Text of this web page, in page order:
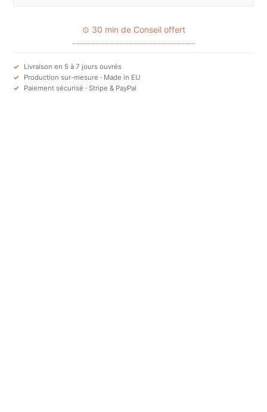
⊙ 30 min de Conseil offert
Livraison en 5 à 7 jours ouvrés
Production sur-mesure · Made in EU
Paiement sécurisé · Stripe & PayPal